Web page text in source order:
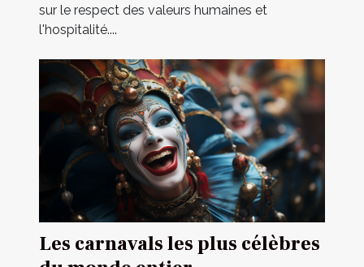
sur le respect des valeurs humaines et
l'hospitalité....
Les carnavals les plus célèbres